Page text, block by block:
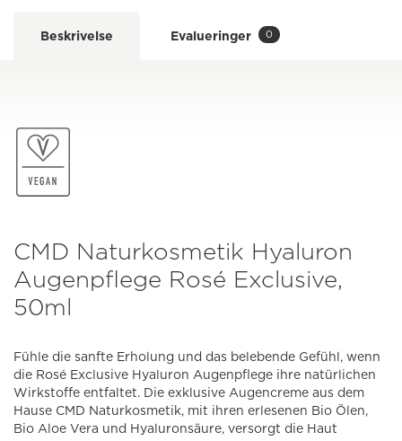
Beskrivelse Evalueringer 0
CMD Naturkosmetik Hyaluron
Augenpflege Rosé Exclusive,
50ml
Fühle die sanfte Erholung und das belebende Gefühl, wenn
die Rosé Exclusive Hyaluron Augenpflege ihre natürlichen
Wirkstoffe entfaltet. Die exklusive Augencreme aus dem
Hause CMD Naturkosmetik, mit ihren erlesenen Bio Ölen,
Bio Aloe Vera und Hyaluronsäure, versorgt die Haut